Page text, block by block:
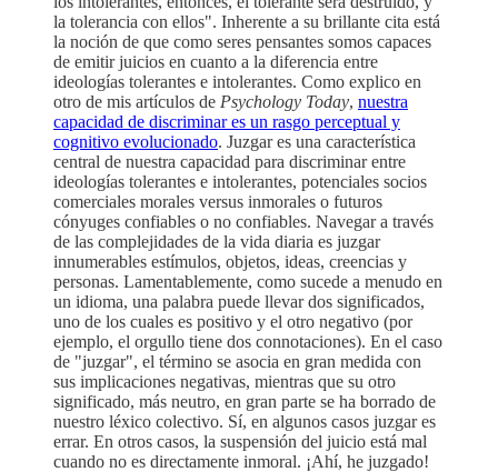
la tolerancia con ellos". Inherente a su brillante cita está
la noción de que como seres pensantes somos capaces
de emitir juicios en cuanto a la diferencia entre
ideologías tolerantes e intolerantes. Como explico en
otro de mis artículos de Psychology Today, nuestra
capacidad de discriminar es un rasgo perceptual y
cognitivo evolucionado. Juzgar es una característica
central de nuestra capacidad para discriminar entre
ideologías tolerantes e intolerantes, potenciales socios
comerciales morales versus inmorales o futuros
cónyuges confiables o no confiables. Navegar a través
de las complejidades de la vida diaria es juzgar
innumerables estímulos, objetos, ideas, creencias y
personas. Lamentablemente, como sucede a menudo en
un idioma, una palabra puede llevar dos significados,
uno de los cuales es positivo y el otro negativo (por
ejemplo, el orgullo tiene dos connotaciones). En el caso
de "juzgar", el término se asocia en gran medida con
sus implicaciones negativas, mientras que su otro
significado, más neutro, en gran parte se ha borrado de
nuestro léxico colectivo. Sí, en algunos casos juzgar es
errar. En otros casos, la suspensión del juicio está mal
cuando no es directamente inmoral. ¡Ahí, he juzgado!